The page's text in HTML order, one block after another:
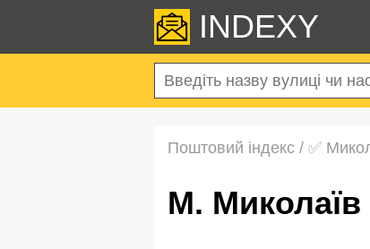
INDEXY
Поштовий індекс / ✅
м.